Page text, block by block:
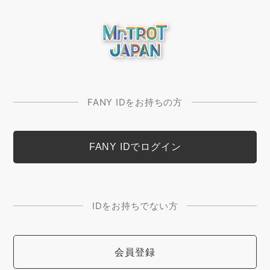
FANY IDをお持ちの方
IDをお持ちでない方
会員登録